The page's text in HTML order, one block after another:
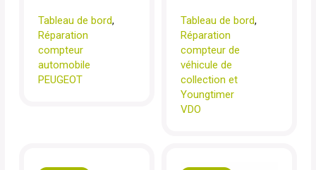
Tableau de bord,
Réparation
compteur
automobile
PEUGEOT
Tableau de bord,
Réparation
compteur de
véhicule de
collection et
Youngtimer
VDO